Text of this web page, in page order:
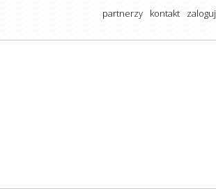
partnerzy kontakt zaloguj